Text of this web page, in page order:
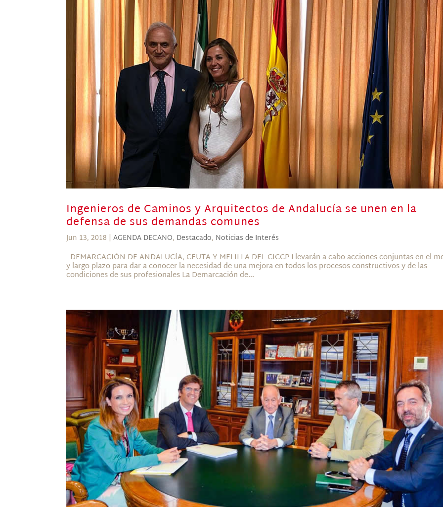
Ingenieros de Caminos y Arquitectos de Andalucía se unen en la
defensa de sus demandas comunes
Jun 13, 2018 |AGENDA DECANO, Destacado, Noticias de Interés
DEMARCACIÓN DE ANDALUCÍA, CEUTA Y MELILLA DEL CICCP Llevarán a cabo acciones conjuntas en el
y largo plazo para dar a conocer la necesidad de una mejora en todos los procesos constructivos y de las
condiciones de sus profesionales La Demarcación de...